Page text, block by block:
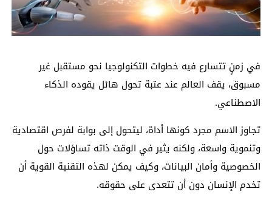
في زمنٍ تتسارع فيه خطوات التكنولوجيا نحو مستقبل غير
مسبوق، يقف العالم عند عتبة تحول هائل يقوده الذكاء
الاصطناعي.
تجاوز الاسم مجرد كونها أداة، ليتحول إلى بوابة لفرص اقتصادية
وتنموية واسعة، ولكنه يثير في الوقت ذاته تساؤلات حول
الخصوصية وأمان البيانات، وكيف يمكن لهذه التقنية القوية أن
تخدم الإنسان دون أن تتعدى على حقوقه.